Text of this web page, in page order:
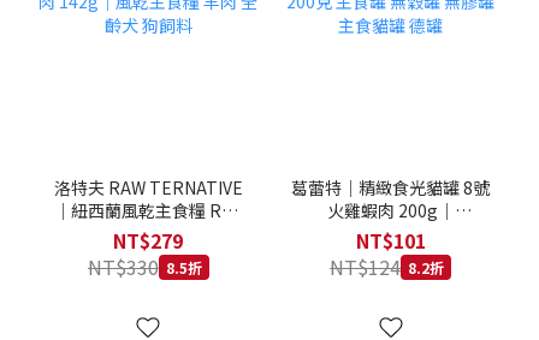
洛特夫 RAW TERNATIVE
｜紐西蘭風乾主食糧 RT3
羊肉 142g｜風乾主食糧 羊
肉 全齡犬 狗飼料
NT$279
NT$330 8.5折
葛蕾特｜精緻食光貓罐 8號
火雞蝦肉 200g｜
GranataPet 200克 主食罐
無穀罐 無膠罐 主食貓罐 德
罐
NT$101
NT$124 8.2折